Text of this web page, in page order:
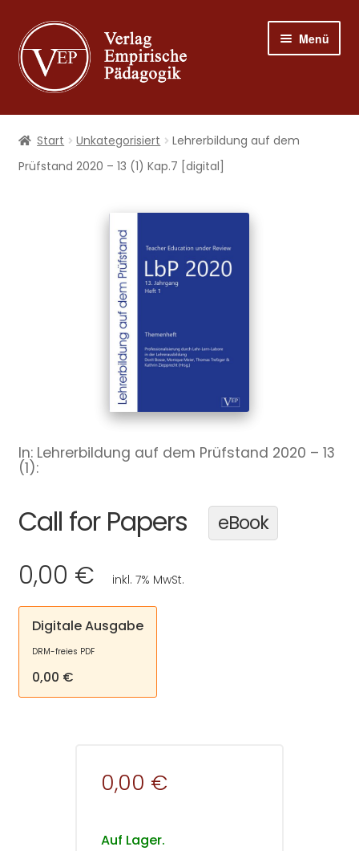
Zur
Navigation
springen
Zum
Inhalt
springen
Menü
Shop
Programm
Start Unkategorisiert
Lehrerbildung auf dem
Prüfstand 2020 – 13 (1) Kap.7 [digital]
In: Lehrerbildung auf dem Prüfstand 2020 – 13
(1):
Call for Papers eBook
0,00 € inkl. 7% MwSt.
Digitale Ausgabe
DRM-freies PDF
0,00 €
0,00 €
Auf Lager.